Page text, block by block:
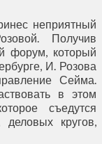
неприятный
Получив
форум, который
И. Розова
Сейма.
в этом
съедутся
деловых кругов,